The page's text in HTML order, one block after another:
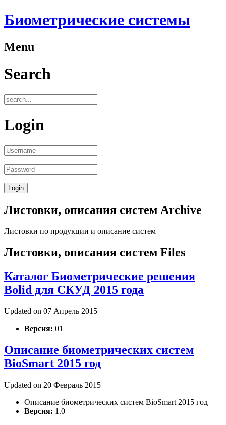
Биометрические системы
Menu
Search
Login
Листовки, описания систем Archive
Листовки по продукции и описание систем
Листовки, описания систем Files
Каталог Биометрические решения
Bolid для СКУД 2015 года
Updated on 07 Апрель 2015
Версия: 01
Описание биометрических систем
BioSmart 2015 год
Updated on 20 Февраль 2015
Описание биометрических систем BioSmart 2015 год
Версия: 1.0